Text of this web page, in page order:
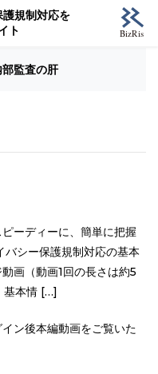
規制対応を
ト
部監査の肝
ーディーに、簡単に把握
バシー保護規制対応の基本
画（動画1回の長さは約5
基本情 […]
ン後本編動画をご覧いた